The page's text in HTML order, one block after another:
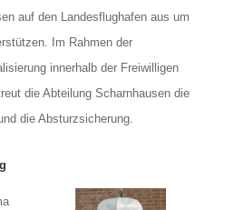
auf den Landesflughafen aus um
Im Rahmen der
innerhalb der Freiwilligen
die Abteilung Scharnhausen die
die Absturzsicherung.